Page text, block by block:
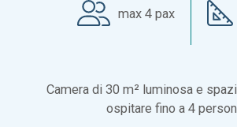
max 4 pax
Camera di 30 m² luminosa e
ospitare fino a 4